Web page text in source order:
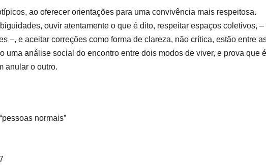
ao oferecer orientações para uma convivência mais respeitosa.
ouvir atentamente o que é dito, respeitar espaços coletivos, –
–, e aceitar correções como forma de clareza, não crítica, estão entre
uma análise social do encontro entre dois modos de viver, e prova que é
anular o outro.
normais”